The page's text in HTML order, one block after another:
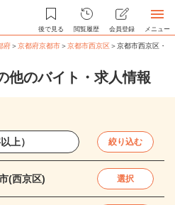
後で見る 閲覧履歴 会員登録 メニュー
府＞京都府京都市＞京都市西京区＞京都市西京区・
他のバイト・求人情報
絞り込む
(西京区) 選択